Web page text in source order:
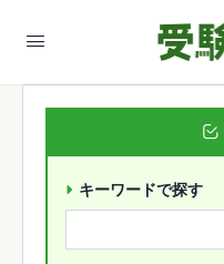
キーワードで探す